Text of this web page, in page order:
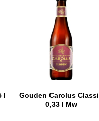
l
Gouden Carolus
0,33 l Mw